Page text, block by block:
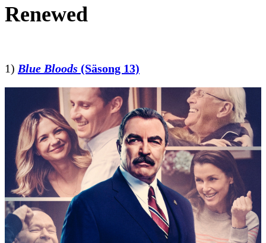
Renewed
1) Blue Bloods (Säsong 13)